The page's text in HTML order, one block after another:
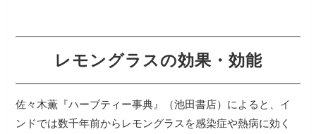
レモングラスの効果・効能
佐々木薫『ハーブティー事典』（池田書店）によると、イ
ンドでは数千年前からレモングラスを感染症や熱病に効く